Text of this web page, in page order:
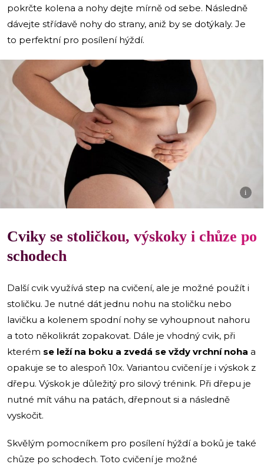
pokrčte kolena a nohy dejte mírně od sebe. Následně
dávejte střídavě nohy do strany, aniž by se dotýkaly. Je
to perfektní pro posílení hýždí.
i
Cviky se stoličkou, výskoky i chůze po
schodech
Další cvik využívá step na cvičení, ale je možné použít i
stoličku. Je nutné dát jednu nohu na stoličku nebo
lavičku a kolenem spodní nohy se vyhoupnout nahoru
a toto několikrát zopakovat. Dále je vhodný cvik, při
kterém se leží na boku a zvedá se vždy vrchní noha a
opakuje se to alespoň 10x. Variantou cvičení je i výskok z
dřepu. Výskok je důležitý pro silový trénink. Při dřepu je
nutné mít váhu na patách, dřepnout si a následně
vyskočit.
Skvělým pomocníkem pro posílení hýždí a boků je také
chůze po schodech. Toto cvičení je možné